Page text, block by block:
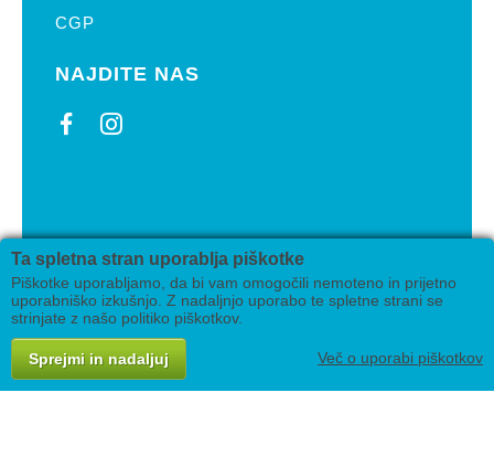
Ta spletna stran uporablja piškotke
Piškotke uporabljamo, da bi vam omogočili nemoteno in prijetno
uporabniško izkušnjo. Z nadaljnjo uporabo te spletne strani se
strinjate z našo politiko piškotkov.
Sprejmi in nadaljuj Več o uporabi piškotkov
CGP
NAJDITE NAS
IzdelavaAV studio